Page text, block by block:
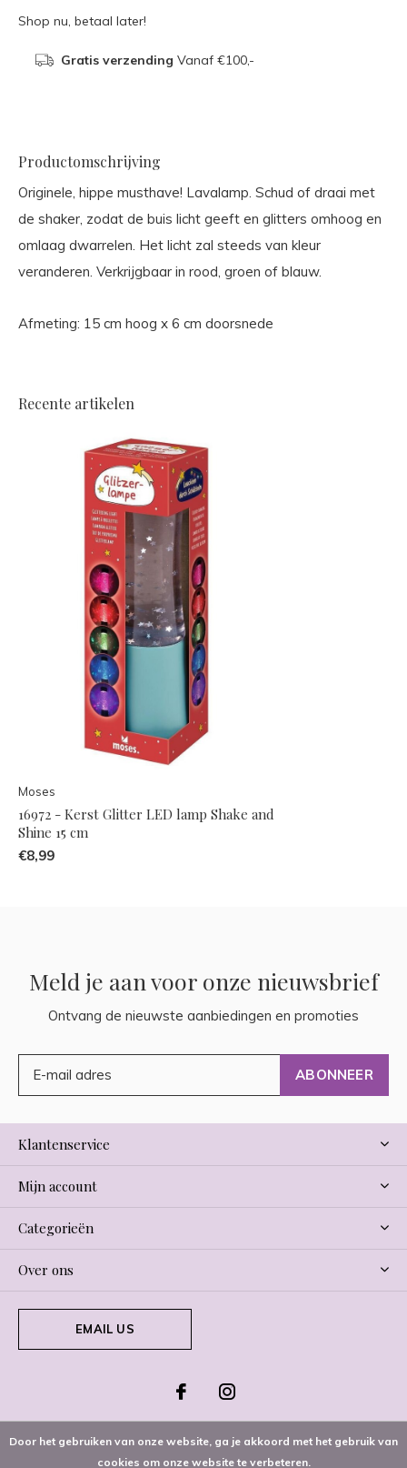
Shop nu, betaal later!
Gratis verzending Vanaf €100,-
Productomschrijving
Originele, hippe musthave! Lavalamp. Schud of draai met
de shaker, zodat de buis licht geeft en glitters omhoog en
omlaag dwarrelen. Het licht zal steeds van kleur
veranderen. Verkrijgbaar in rood, groen of blauw.
Afmeting: 15 cm hoog x 6 cm doorsnede
Recente artikelen
Moses
16972 - Kerst Glitter LED lamp Shake and
Shine 15 cm
€8,99
Meld je aan voor onze nieuwsbrief
Ontvang de nieuwste aanbiedingen en promoties
ABONNEER
Klantenservice
Mijn account
Categorieën
Over ons
EMAIL US
Door het gebruiken van onze website, ga je akkoord met het gebruik van
cookies om onze website te verbeteren.